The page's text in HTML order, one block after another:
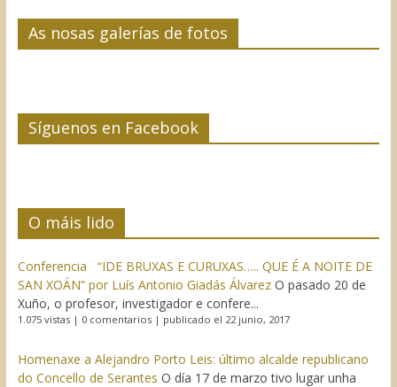
As nosas galerías de fotos
Síguenos en Facebook
O máis lido
Conferencia “IDE BRUXAS E CURUXAS….. QUE É A NOITE DE
SAN XOÁN” por Luís Antonio Giadás Álvarez O pasado 20 de
Xuño, o profesor, investigador e confere...
1.075 vistas| 0 comentarios| publicado el 22 junio, 2017
Homenaxe a Alejandro Porto Leis: último alcalde republicano
do Concello de Serantes O día 17 de marzo tivo lugar unha